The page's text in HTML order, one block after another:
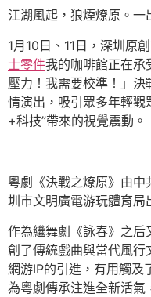
江湖風起，狼煙燎原。一
1月10日、11日，深圳原
士零件我的咖啡館正在承
壓力！我需要校準！」
情演出，吸引眾多年輕觀
+科技”帶來的視覺震動。
粵劇《決戰之燎原》由
圳市文明廣電游玩體育局
作為繼舞劇《詠春》之后
創了傳統戲曲與當代風行
網游IP的引進，有用觸及
為粵劇傳承注進全新活